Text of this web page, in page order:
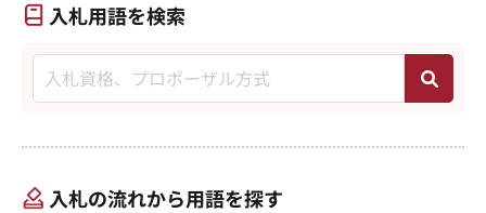
入札用語を検索
入札の流れから用語を探す